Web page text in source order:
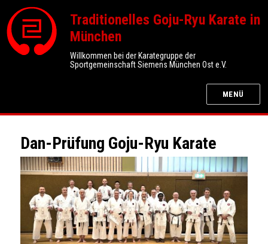
Traditionelles Goju-Ryu Karate in
München
Willkommen bei der Karategruppe der
Sportgemeinschaft Siemens München Ost e.V.
MENÜ
Dan-Prüfung Goju-Ryu Karate